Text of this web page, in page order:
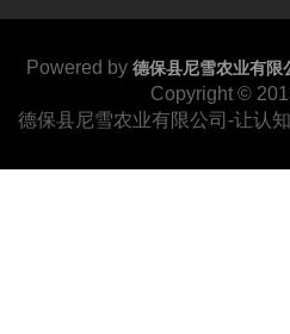
Powered by 德保县尼雪农业有限
Copyright ©
德保县尼雪农业有限公司-让认